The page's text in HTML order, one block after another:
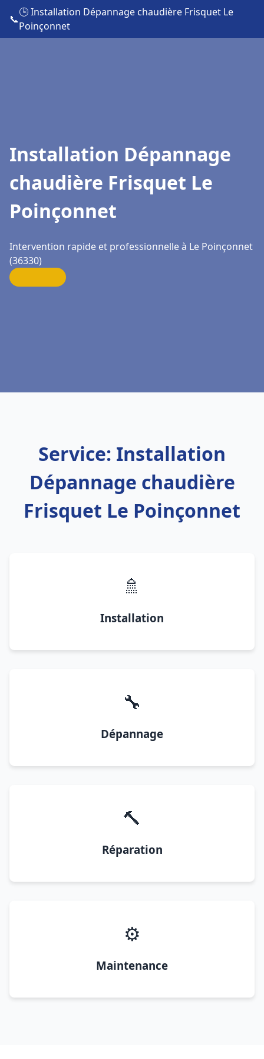
📞
🕒 Installation Dépannage chaudière Frisquet Le
Poinçonnet
Installation Dépannage
chaudière Frisquet Le
Poinçonnet
Intervention rapide et professionnelle à Le Poinçonnet
(36330)
Service: Installation
Dépannage chaudière
Frisquet Le Poinçonnet
🚿
Installation
🔧
Dépannage
🔨
Réparation
⚙️
Maintenance